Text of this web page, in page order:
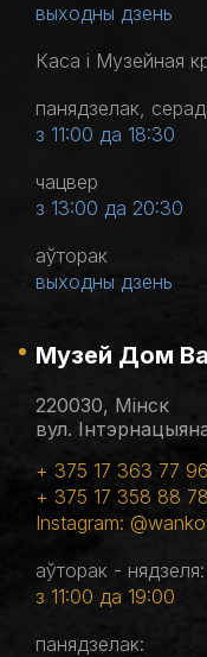
выходны дзень
Каса і Музейная
панядзелак,
з 11:00 да 18:30
чацвер
з 13:00 да 20:30
аўторак
выходны дзень
Музей Дом
220030, Мінск
вул.
+ 375 17 363 77 96
+ 375 17 358 88 78
Instagram:
аўторак - нядзеля:
з 11:00 да 19:00
панядзелак: